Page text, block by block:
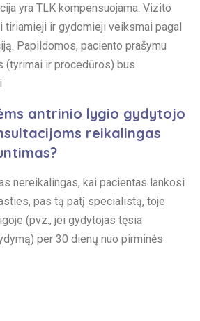
yra TLK kompensuojama. Vizito
tiriamieji ir gydomieji veiksmai pagal
Papildomos, paciento prašymu
(tyrimai ir procedūros) bus
antrinio lygio gydytojo
reikalingas
nereikalingas, kai pacientas lankosi
pas tą patį specialistą, toje
(pvz., jei gydytojas tęsia
per 30 dienų nuo pirminės